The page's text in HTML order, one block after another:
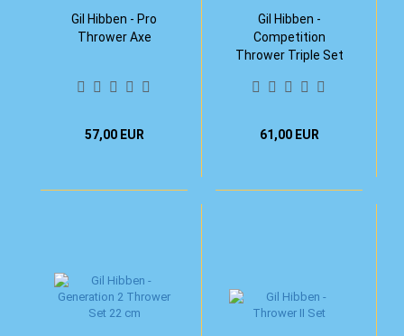
Gil Hibben - Pro
Thrower Axe
57,00 EUR
Gil Hibben -
Competition
Thrower Triple Set
61,00 EUR